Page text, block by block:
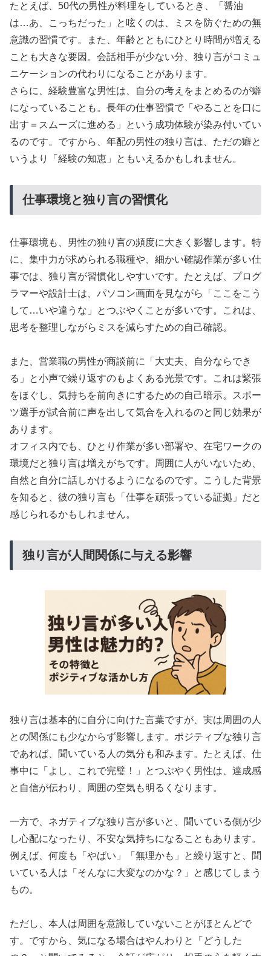
たとえば、50代の男性が料理をしているとき、「醤油
は…あ、こっちだった」と呟くのは、ミスを防ぐための無
意識の習慣です。また、年齢とともにひとり時間が増える
ことも大きな要因。会話相手が少ない分、独り言がコミュ
ニケーションの代わりになることがあります。
さらに、経験豊富な男性は、自分の考えをまとめるのが癖
になっていることも。長年の仕事習慣で「やることを口に
出す＝スムーズに進める」という成功体験が染み付いてい
るのです。ですから、年配の男性の独り言は、ただの癖と
いうより「経験の知恵」ともいえるかもしれません。
仕事環境と独り言の習慣化
仕事環境も、男性の独り言の頻度に大きく影響します。特
に、集中力が求められる職種や、細かい確認作業が多い仕
事では、独り言が習慣化しやすいです。たとえば、プログ
ラマーや設計士は、パソコン画面を見ながら「ここをこう
して…いや違うな」とつぶやくことが多いです。これは、
思考を整理しながらミスを減らすための自己確認。
また、営業職の男性が商談前に「大丈夫、自分ならでき
る」と小声で繰り返すのもよくある光景です。これは緊張
をほぐし、気持ちを前向きにするための自己暗示。スポー
ツ選手が試合前に声を出して気合を入れるのと同じ効果が
あります。
オフィス内でも、ひとり作業が多い部署や、在宅ワークの
環境だと独り言は増えがちです。周囲に人がいないため、
自然と自分に話しかけるようになるのです。こうした背景
を知ると、彼の独り言も「仕事を頑張っている証拠」だと
感じられるかもしれません。
独り言が人間関係に与える影響
独り言は基本的に自分に向けた言葉ですが、実は周囲の人
との関係にも少なからず影響します。ポジティブな独り言
であれば、聞いている人の気分も和みます。たとえば、仕
事中に「よし、これで完璧！」とつぶやく男性は、達成感
と自信が伝わり、周囲の空気も明るくなります。
一方で、ネガティブな独り言が多いと、聞いている側が少
し心配になったり、不安な気持ちになることもあります。
例えば、何度も「やばい」「無理かも」と繰り返すと、聞
いている人は「そんなに大変なのかな？」と感じてしまう
もの。
ただし、本人は周囲を意識していないことがほとんどで
す。ですから、気になる場合はやんわりと「どうした